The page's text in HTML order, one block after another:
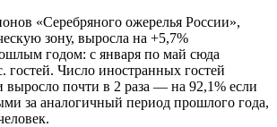
«Серебряного ожерелья России»,
зону, выросла на +5,7%
годом: с января по май сюда
гостей. Число иностранных гостей
выросло почти в 2 раза — на 92,1% если
за аналогичный период прошлого года,